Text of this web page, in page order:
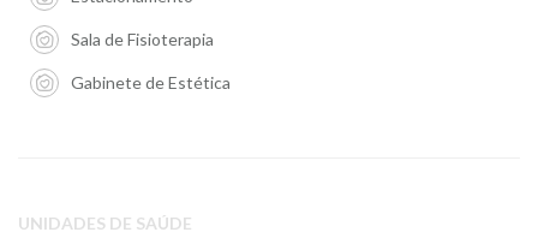
Sala de Fisioterapia
Gabinete de Estética
UNIDADES DE SAÚDE